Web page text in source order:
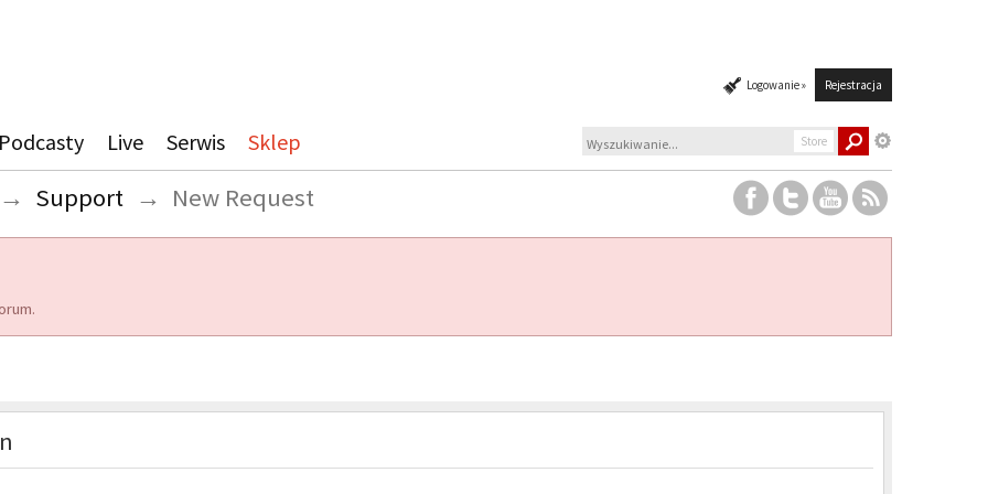
Logowanie » Rejestracja
Live Serwis Sklep Store
→ Support → New Request